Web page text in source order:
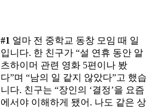
#1 얼마 전 중학교 동창 모임 때 일
입니다. 한 친구가 “설 연휴 동안 알
츠하이머 관련 영화 5편이나 봤
다”며 “남의 일 같지 않았다”고 했습
니다. 친구는 “장인의 ‘결정’을 요즘
에서야 이해하게 됐어. 나도 같은 상